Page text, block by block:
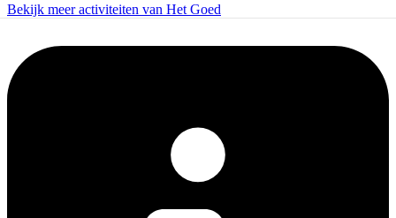
Bekijk meer activiteiten van Het Goed